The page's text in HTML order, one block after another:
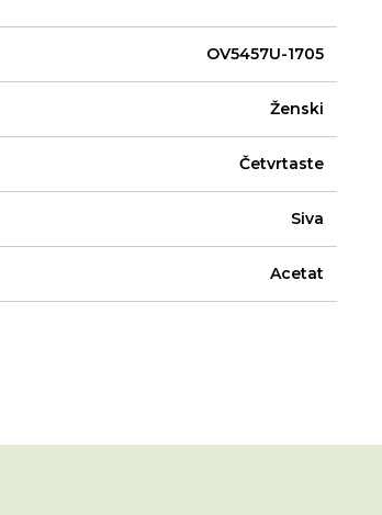
OV5457U-1705
Ženski
Četvrtaste
Siva
Acetat